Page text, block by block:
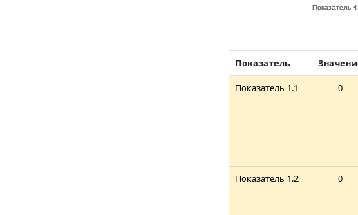
Показатель
Показатель 1.1
0
Показатель 1.2
0